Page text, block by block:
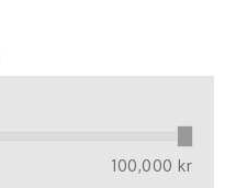
100,000 kr